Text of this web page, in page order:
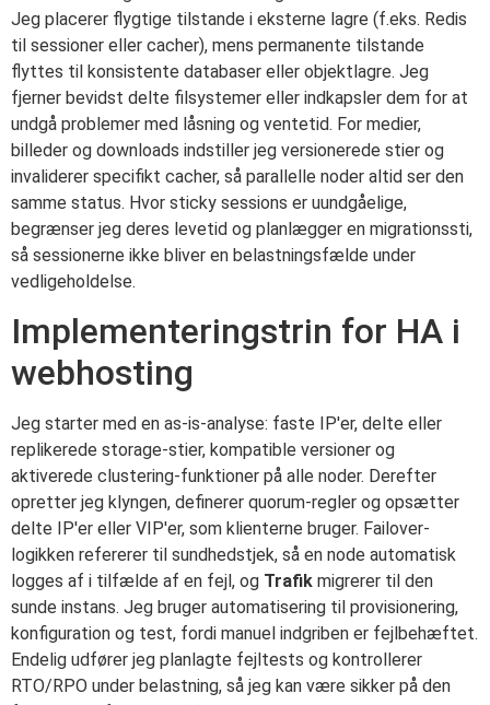
Jeg placerer flygtige tilstande i eksterne lagre (f.eks. Redis
til sessioner eller cacher), mens permanente tilstande
flyttes til konsistente databaser eller objektlagre. Jeg
fjerner bevidst delte filsystemer eller indkapsler dem for at
undgå problemer med låsning og ventetid. For medier,
billeder og downloads indstiller jeg versionerede stier og
invaliderer specifikt cacher, så parallelle noder altid ser den
samme status. Hvor sticky sessions er uundgåelige,
begrænser jeg deres levetid og planlægger en migrationssti,
så sessionerne ikke bliver en belastningsfælde under
vedligeholdelse.
Implementeringstrin for HA i
webhosting
Jeg starter med en as-is-analyse: faste IP'er, delte eller
replikerede storage-stier, kompatible versioner og
aktiverede clustering-funktioner på alle noder. Derefter
opretter jeg klyngen, definerer quorum-regler og opsætter
delte IP'er eller VIP'er, som klienterne bruger. Failover-
logikken refererer til sundhedstjek, så en node automatisk
logges af i tilfælde af en fejl, og Trafik migrerer til den
sunde instans. Jeg bruger automatisering til provisionering,
konfiguration og test, fordi manuel indgriben er fejlbehæftet.
Endelig udfører jeg planlagte fejltests og kontrollerer
RTO/RPO under belastning, så jeg kan være sikker på den